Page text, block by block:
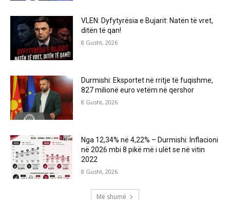
VLEN: Dyfytyrësia e Bujarit: Natën të vret,
ditën të qan!
8 Gusht, 2026
Durmishi: Eksportet në rritje të fuqishme,
827 milionë euro vetëm në qershor
8 Gusht, 2026
Nga 12,34% në 4,22% – Durmishi: Inflacioni
në 2026 mbi 8 pikë më i ulët se në vitin
2022
8 Gusht, 2026
Më shumë